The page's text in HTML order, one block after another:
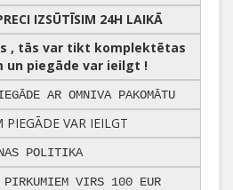
IZSŪTĪSIM 24H LAIKĀ
, tās var tikt komplektētas
un piegāde var ieilgt !
AR OMNIVA PAKOMĀTU
PIEGĀDE VAR IEILGT
POLITIKA
PIRKUMIEM VIRS 100 EUR